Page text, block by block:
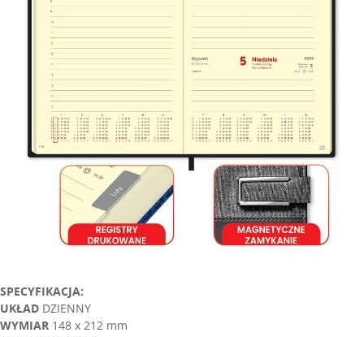
SPECYFIKACJA:
UKŁAD DZIENNY
WYMIAR 148 x 212 mm